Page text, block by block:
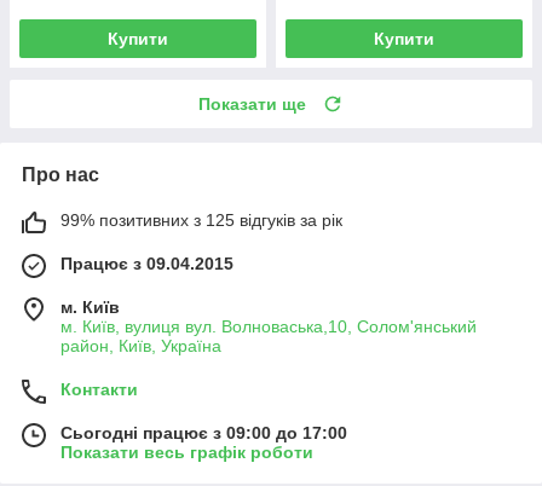
Купити Купити
Показати ще
Про нас
99% позитивних з 125 відгуків за рік
Працює з 09.04.2015
м. Київ
м. Київ, вулиця вул. Волноваська,10, Солом'янський
район, Київ, Україна
Контакти
Сьогодні працює з 09:00 до 17:00
Показати весь графік роботи